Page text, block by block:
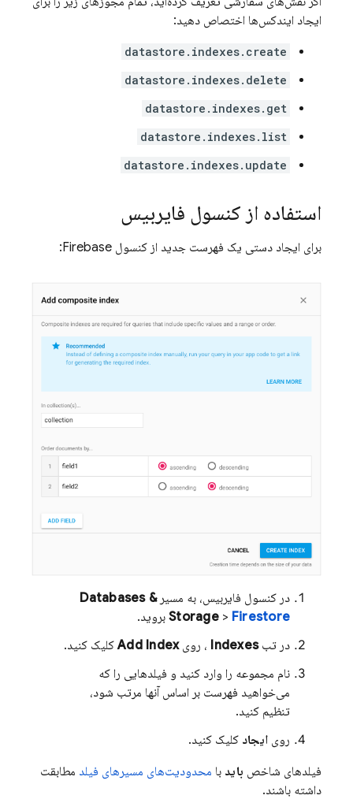
ایجاد ایندکس‌ها اختصاص دهید:
datastore.indexes.create
datastore.indexes.delete
datastore.indexes.get
datastore.indexes.list
datastore.indexes.update
استفاده از کنسول فایربیس
برای ایجاد دستی یک فهرست جدید از کنسول Firebase:
در کنسول فایربیس، به مسیرDatabases &
Storage> Firestore
بروید.
در تبIndexes ، رویAdd Indexکلیک کنید.
نام مجموعه را وارد کنید و فیلدهایی را که
می‌خواهید فهرست بر اساس آنها مرتب شود،
تنظیم کنید.
روی ایجاد کلیک کنید.
فیلدهای شاخص باید با محدودیت‌های مسیرهای فیلد مطابقت
داشته باشند.